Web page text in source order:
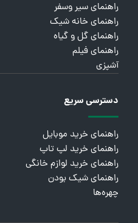
راهنمای سیر وسفر
راهنمای خانه شیک
راهنمای گل و گیاه
راهنمای فیلم
آشپزی
دسترسی سریع
راهنمای خرید موبایل
راهنمای خرید لپ تاپ
راهنمای خرید لوازم خانگی
راهنمای شیک بودن
چهره‌ها